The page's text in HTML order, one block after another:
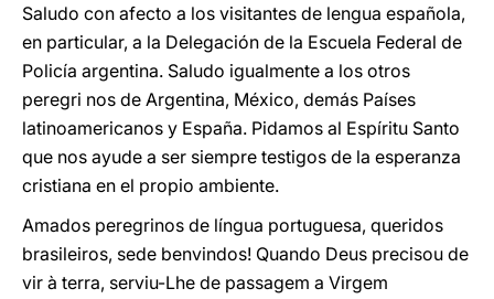
Saludo con afecto a los visitantes de lengua española,
en particular, a la Delegación de la Escuela Federal de
Policía argentina. Saludo igualmente a los otros
peregri nos de Argentina, México, demás Países
latinoamericanos y España. Pidamos al Espíritu Santo
que nos ayude a ser siempre testigos de la esperanza
cristiana en el propio ambiente.
Amados peregrinos de língua portuguesa, queridos
brasileiros, sede benvindos! Quando Deus precisou de
vir à terra, serviu-Lhe de passagem a Virgem